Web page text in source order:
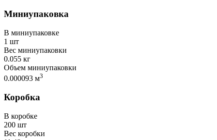
Миниупаковка
В миниупаковке
1 шт
Вес миниупаковки
0.055 кг
Объем миниупаковки
0.000093 м3
Коробка
В коробке
200 шт
Вес коробки